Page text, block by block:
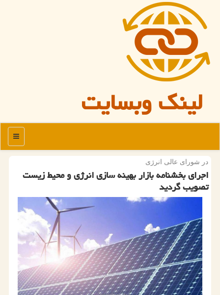
لینک وبسایت
منو
در شورای عالی انرژی
اجرای بخشنامه بازار بهینه سازی انرژی و محیط زیست
تصویب گردید